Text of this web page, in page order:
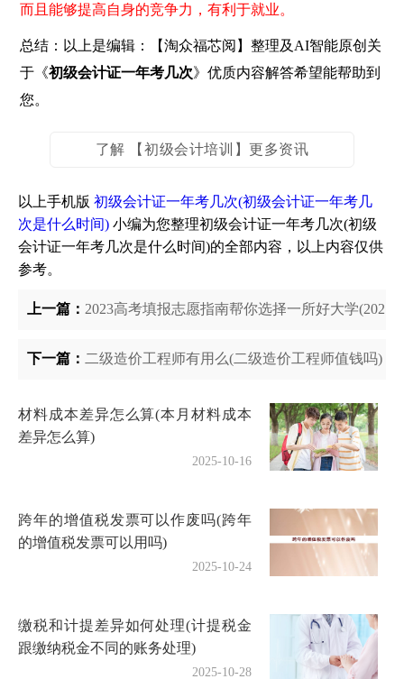
而且能够提高自身的竞争力，有利于就业。
总结：以上是编辑：【淘众福芯阅】整理及AI智能原创关
于《初级会计证一年考几次》优质内容解答希望能帮助到
您。
了解 【初级会计培训】更多资讯
以上手机版 初级会计证一年考几次(初级会计证一年考几
次是什么时间) 小编为您整理初级会计证一年考几次(初级
会计证一年考几次是什么时间)的全部内容，以上内容仅供
参考。
上一篇： 2023高考填报志愿指南帮你选择一所好大学(2021
下一篇： 二级造价工程师有用么(二级造价工程师值钱吗)
材料成本差异怎么算(本月材料成本
差异怎么算)
2025-10-16
跨年的增值税发票可以作废吗(跨年
的增值税发票可以用吗)
2025-10-24
缴税和计提差异如何处理(计提税金
跟缴纳税金不同的账务处理)
2025-10-28